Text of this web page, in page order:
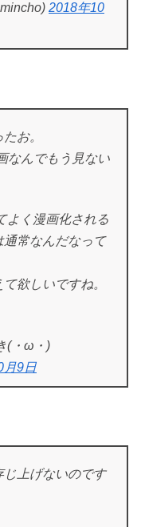
2018年10
お。
なんでもう見ない
よく漫画化される
通常なんだなって
欲しいですね。
(・ω・)
月9日
上げないのです